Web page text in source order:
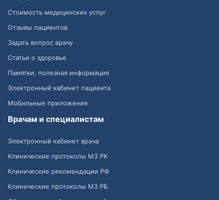
Стоимость медицинских услуг
Отзывы пациентов
Задать вопрос врачу
Статьи о здоровье
Памятки, полезная информация
Электронный кабинет пациента
Мобильные приложения
Врачам и специалистам
Электронный кабинет врача
Клинические протоколы МЗ РК
Клинические рекомендации РФ
Клинические протоколы МЗ РБ